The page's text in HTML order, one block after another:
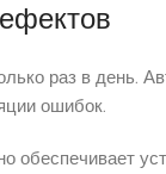
раз в день.
ошибок.
обеспечивает